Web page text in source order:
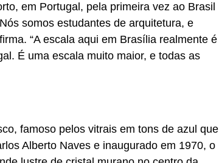
em Portugal, pela primeira vez ao Brasil
somos estudantes de arquitetura, e
“A escala aqui em Brasília realmente é
É uma escala muito maior, e todas as
famoso pelos vitrais em tons de azul que
Alberto Naves e inaugurado em 1970, o